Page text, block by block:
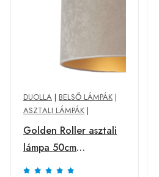
DUOLLA | BELSŐ LÁMPÁK |
ASZTALI LÁMPÁK |
Golden Roller asztali
lámpa 50cm
szürke/arany